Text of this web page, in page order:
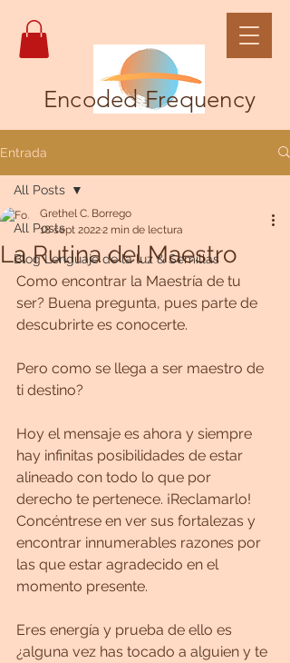
Encoded Frequency
Entrada
All Posts
Blog Lenguaje de la luz & Semillas
All Posts
La Rutina del Maestro
Grethel C. Borrego
18 sept 20222 min de lectura
Como encontrar la Maestría de tu
ser? Buena pregunta, pues parte de
descubrirte es conocerte.
Pero como se llega a ser maestro de
ti destino?
Hoy el mensaje es ahora y siempre
hay infinitas posibilidades de estar
alineado con todo lo que por
derecho te pertenece. ¡Reclamarlo!
Concéntrese en ver sus fortalezas y
encontrar innumerables razones por
las que estar agradecido en el
momento presente.
Eres energía y prueba de ello es
¿alguna vez has tocado a alguien y te